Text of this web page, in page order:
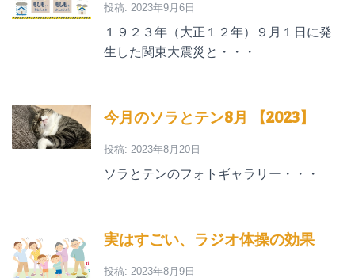
投稿: 2023年9月6日
１９２３年（大正１２年）９月１日に発
生した関東大震災と・・・
今月のソラとテン8月 【2023】
投稿: 2023年8月20日
ソラとテンのフォトギャラリー・・・
実はすごい、ラジオ体操の効果
投稿: 2023年8月9日